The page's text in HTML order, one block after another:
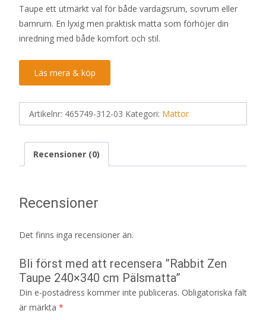
Taupe ett utmärkt val för både vardagsrum, sovrum eller
barnrum. En lyxig men praktisk matta som förhöjer din
inredning med både komfort och stil.
Läs mera & köp
Artikelnr: 465749-312-03 Kategori: Mattor
Recensioner (0)
Recensioner
Det finns inga recensioner än.
Bli först med att recensera ”Rabbit Zen
Taupe 240×340 cm Pälsmatta”
Din e-postadress kommer inte publiceras. Obligatoriska fält
är märkta *